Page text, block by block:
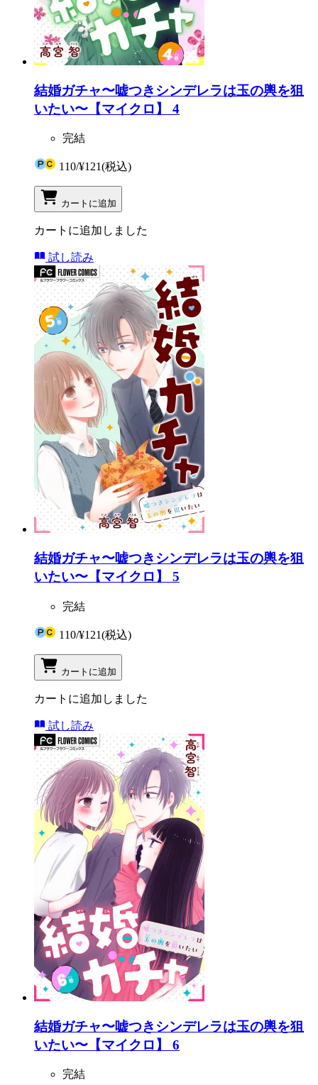
結婚ガチャ〜嘘つきシンデレラは玉の輿を狙
いたい〜【マイクロ】 4
完結
110/¥121(税込)
カートに追加
カートに追加しました
試し読み
結婚ガチャ〜嘘つきシンデレラは玉の輿を狙
いたい〜【マイクロ】 5
完結
110/¥121(税込)
カートに追加
カートに追加しました
試し読み
結婚ガチャ〜嘘つきシンデレラは玉の輿を狙
いたい〜【マイクロ】 6
完結